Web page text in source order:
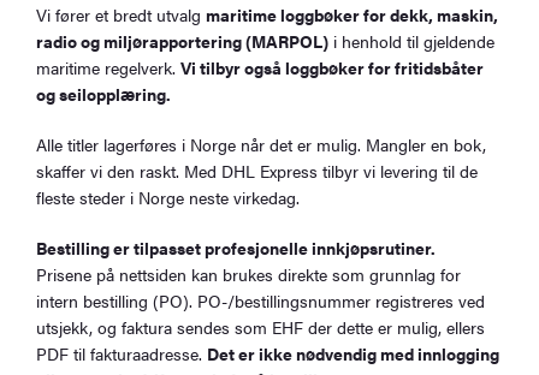
Vi fører et bredt utvalgmaritime loggbøker for dekk, maskin,
radio og miljørapportering (MARPOL) i henhold til gjeldende
maritime regelverk.Vi tilbyr også loggbøker for fritidsbåter
og seilopplæring.
Alle titler lagerføres i Norge når det er mulig. Mangler en bok,
skaffer vi den raskt. Med DHL Express tilbyr vi levering til de
fleste steder i Norge neste virkedag.
Bestilling er tilpasset profesjonelle innkjøpsrutiner.
Prisene på nettsiden kan brukes direkte som grunnlag for
intern bestilling (PO). PO-/bestillingsnummer registreres ved
utsjekk, og faktura sendes som EHF der dette er mulig, ellers
PDF til fakturaadresse. Det er ikke nødvendig med innlogging